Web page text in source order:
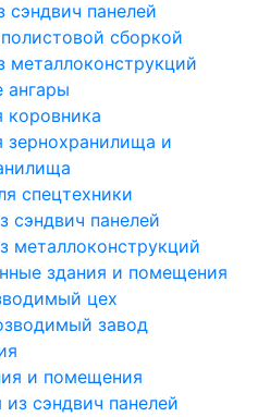
сэндвич панелей
сборкой
металлоконструкций
ангары
коровника
зернохранилища и
спецтехники
сэндвич панелей
металлоконструкций
здания и помещения
цех
завод
и помещения
сэндвич панелей